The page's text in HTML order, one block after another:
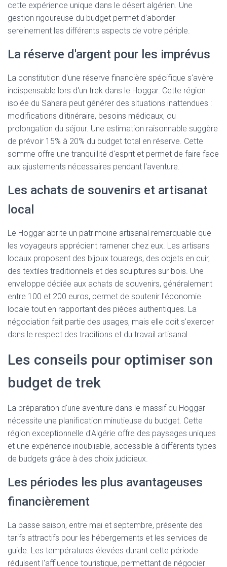
cette expérience unique dans le désert algérien. Une
gestion rigoureuse du budget permet d'aborder
sereinement les différents aspects de votre périple.
La réserve d'argent pour les imprévus
La constitution d'une réserve financière spécifique s'avère
indispensable lors d'un trek dans le Hoggar. Cette région
isolée du Sahara peut générer des situations inattendues :
modifications d'itinéraire, besoins médicaux, ou
prolongation du séjour. Une estimation raisonnable suggère
de prévoir 15% à 20% du budget total en réserve. Cette
somme offre une tranquillité d'esprit et permet de faire face
aux ajustements nécessaires pendant l'aventure.
Les achats de souvenirs et artisanat
local
Le Hoggar abrite un patrimoine artisanal remarquable que
les voyageurs apprécient ramener chez eux. Les artisans
locaux proposent des bijoux touaregs, des objets en cuir,
des textiles traditionnels et des sculptures sur bois. Une
enveloppe dédiée aux achats de souvenirs, généralement
entre 100 et 200 euros, permet de soutenir l'économie
locale tout en rapportant des pièces authentiques. La
négociation fait partie des usages, mais elle doit s'exercer
dans le respect des traditions et du travail artisanal.
Les conseils pour optimiser son
budget de trek
La préparation d'une aventure dans le massif du Hoggar
nécessite une planification minutieuse du budget. Cette
région exceptionnelle d'Algérie offre des paysages uniques
et une expérience inoubliable, accessible à différents types
de budgets grâce à des choix judicieux.
Les périodes les plus avantageuses
financièrement
La basse saison, entre mai et septembre, présente des
tarifs attractifs pour les hébergements et les services de
guide. Les températures élevées durant cette période
réduisent l'affluence touristique, permettant de négocier